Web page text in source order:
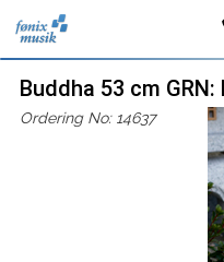
Buddha 53 cm GRN:
Ordering No: 14637